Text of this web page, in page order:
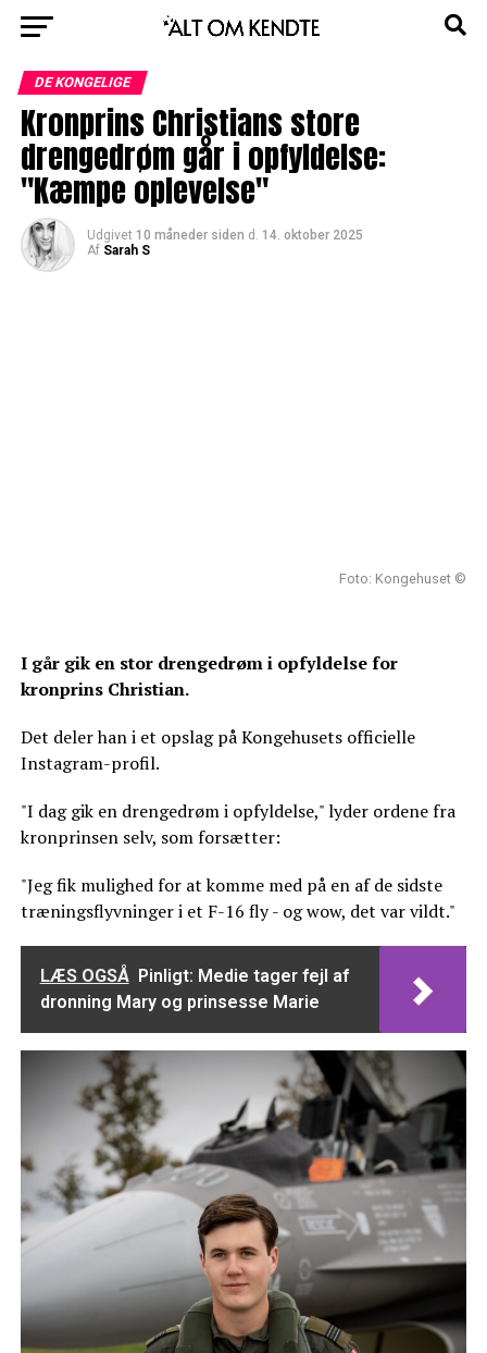
DE KONGELIGE
Kronprins Christians store
drengedrøm går i opfyldelse:
"Kæmpe oplevelse"
Udgivet 10 måneder siden d. 14. oktober 2025
Af Sarah S
Foto: Kongehuset ©
I går gik en stor drengedrøm i opfyldelse for
kronprins Christian.
Det deler han i et opslag på Kongehusets officielle
Instagram-profil.
"I dag gik en drengedrøm i opfyldelse," lyder ordene fra
kronprinsen selv, som forsætter:
"Jeg fik mulighed for at komme med på en af de sidste
træningsflyvninger i et F-16 fly - og wow, det var vildt."
LÆS OGSÅ Pinligt: Medie tager fejl af
dronning Mary og prinsesse Marie